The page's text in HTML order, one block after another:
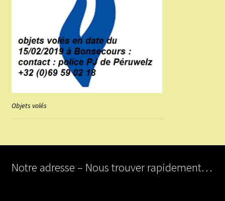
Objets volés
Notre adresse – Nous trouver rapidement…